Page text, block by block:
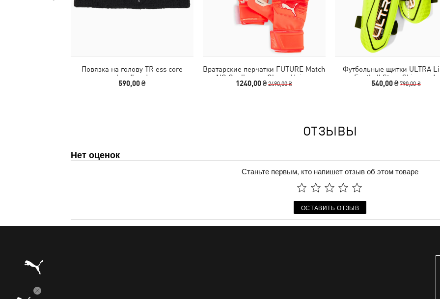
Повязка на голову TR ess core
headband
590,00 ₴
Вратарские перчатки FUTURE Match
NC Goalkeeper Gloves Unisex
1240,00 ₴2490,00 ₴
Футбольные щитки ULTRA
Football Strap Shinguards
540,00 ₴790,00 ₴
ОТЗЫВЫ
Нет оценок
Станьте первым, кто напишет отзыв об этом товаре
ОСТАВИТЬ ОТЗЫВ